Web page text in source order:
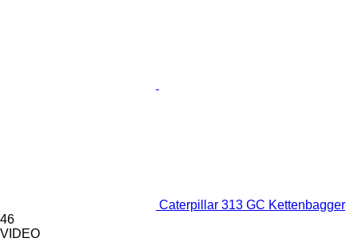
Caterpillar 313 GC Kettenbagger
46
VIDEO